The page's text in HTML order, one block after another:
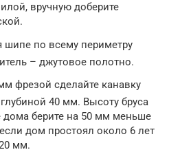
вручную доберите
по всему периметру
– джутовое полотно.
фрезой сделайте канавку
40 мм. Высоту бруса
дома берите на 50 мм меньше
дом простоял около 6 лет
мм.